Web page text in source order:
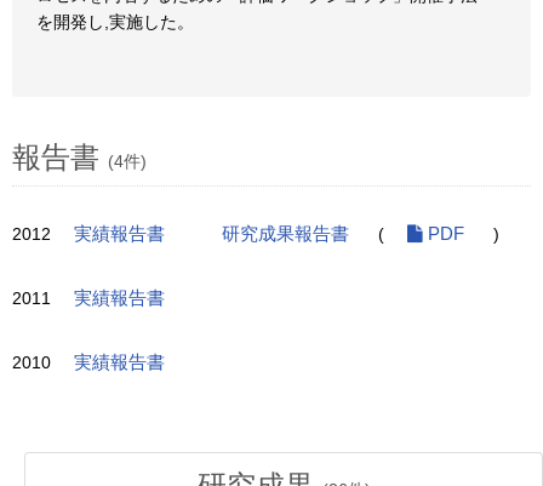
を開発し,実施した。
報告書 (4件)
2012 実績報告書 研究成果報告書 ( PDF )
2011 実績報告書
2010 実績報告書